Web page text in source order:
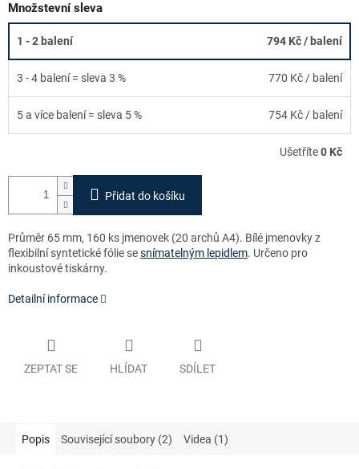
Množstevní sleva
1 - 2 balení 794 Kč/ balení
3 - 4 balení = sleva 3 % 770 Kč / balení
5 a více balení = sleva 5 % 754 Kč / balení
Ušetříte0 Kč
Přidat do košíku
Průměr 65 mm, 160 ks jmenovek (20 archů A4). Bílé jmenovky z
flexibilní syntetické fólie sesnímatelným lepidlem. Určeno pro
inkoustové tiskárny.
Detailní informace
ZEPTAT SE HLÍDAT SDÍLET
Popis Související soubory (2) Videa (1)